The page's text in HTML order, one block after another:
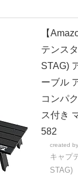
【
テンス
STAG)
ーブル
コンパ
ス付き
582
created by
キャプ
STAG)